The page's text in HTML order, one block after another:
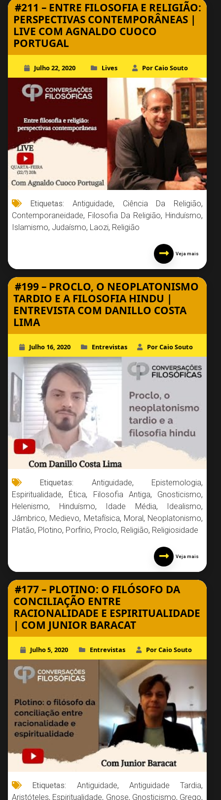
#211 – ENTRE FILOSOFIA E RELIGIÃO:
PERSPECTIVAS CONTEMPORÂNEAS |
LIVE COM AGNALDO CUOCO
PORTUGAL
Julho 22, 2020 Lives Por Caio Souto
Etiquetas: Antiguidade, Ciência Da Religião,
Contemporaneidade, Filosofia Da Religião, Hinduísmo,
Islamismo, Judaísmo, Laozi, Religião
Veja mais
#199 – PROCLO, O NEOPLATONISMO
TARDIO E A FILOSOFIA HINDU |
ENTREVISTA COM DANILLO COSTA
LIMA
Julho 16, 2020 Entrevistas Por Caio Souto
Etiquetas: Antiguidade, Epistemologia,
Espiritualidade, Ética, Filosofia Antiga, Gnosticismo,
Helenismo, Hinduísmo, Idade Média, Idealismo,
Jâmbrico, Medievo, Metafísica, Moral, Neoplatonismo,
Platão, Plotino, Porfírio, Proclo, Religião, Religiosidade
Veja mais
#177 – PLOTINO: O FILÓSOFO DA
CONCILIAÇÃO ENTRE
RACIONALIDADE E ESPIRITUALIDADE
| COM JUNIOR BARACAT
Julho 5, 2020 Entrevistas Por Caio Souto
Etiquetas: Antiguidade, Antiguidade Tardia,
Aristóteles, Espiritualidade, Gnose, Gnosticismo, Grego,